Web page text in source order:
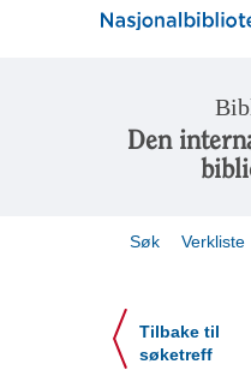
Den
Søk Verkliste
Tilbake til
søketreff